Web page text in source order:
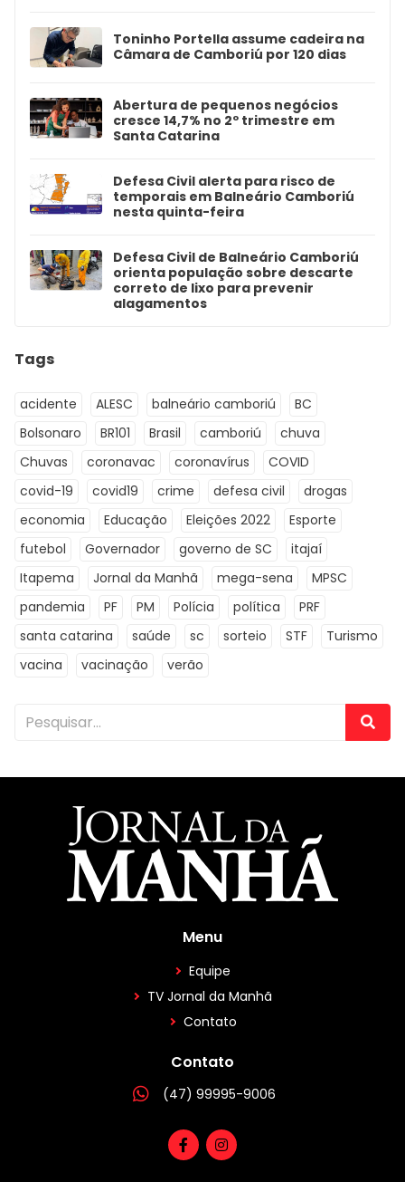
Toninho Portella assume cadeira na
Câmara de Camboriú por 120 dias
Abertura de pequenos negócios
cresce 14,7% no 2º trimestre em
Santa Catarina
Defesa Civil alerta para risco de
temporais em Balneário Camboriú
nesta quinta-feira
Defesa Civil de Balneário Camboriú
orienta população sobre descarte
correto de lixo para prevenir
alagamentos
Tags
acidente ALESC balneário camboriú
BC
Bolsonaro
BR101 Brasil camboriú
chuva
Chuvas
coronavac coronavírus
COVID
covid-19
covid19 crime defesa civil
drogas
economia
Educação Eleições 2022
Esporte
futebol
Governador governo de SC
itajaí
Itapema
Jornal da Manhã mega-sena
MPSC
pandemia
PF PM Polícia política
PRF
santa catarina
saúde sc sorteio STF
Turismo
vacina
vacinação verão
Menu
Equipe
TV Jornal da Manhã
Contato
Contato
(47) 99995-9006